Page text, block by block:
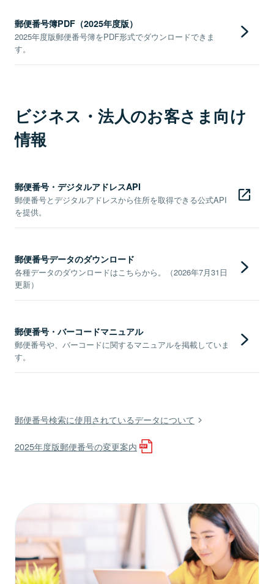
郵便番号簿PDF（2025年度版）
2025年度版郵便番号簿をPDF形式でダウンロードできま
す。
ビジネス・法人のお客さま向け
情報
郵便番号・デジタルアドレスAPI
郵便番号とデジタルアドレスから住所を取得できる公式API
を提供。
郵便番号データのダウンロード
各種データのダウンロードはこちらから。（2026年7月31日
更新）
郵便番号・バーコードマニュアル
郵便番号や、バーコードに関するマニュアルを掲載していま
す。
郵便番号検索に使用されているデータについて
2025年度版郵便番号の変更案内